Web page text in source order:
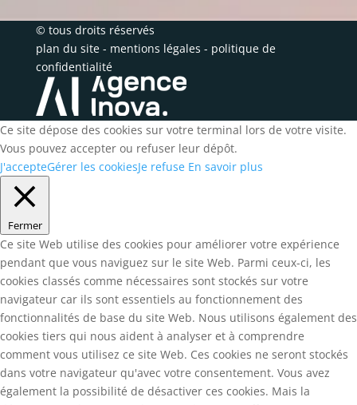
© tous droits réservés
plan du site- mentions légales - politique de
confidentialité
Ce site dépose des cookies sur votre terminal lors de votre visite.
Vous pouvez accepter ou refuser leur dépôt.
J'accepteGérer les cookiesJe refuse En savoir plus
Fermer
Ce site Web utilise des cookies pour améliorer votre expérience
pendant que vous naviguez sur le site Web. Parmi ceux-ci, les
cookies classés comme nécessaires sont stockés sur votre
navigateur car ils sont essentiels au fonctionnement des
fonctionnalités de base du site Web. Nous utilisons également des
cookies tiers qui nous aident à analyser et à comprendre
comment vous utilisez ce site Web. Ces cookies ne seront stockés
dans votre navigateur qu'avec votre consentement. Vous avez
également la possibilité de désactiver ces cookies. Mais la